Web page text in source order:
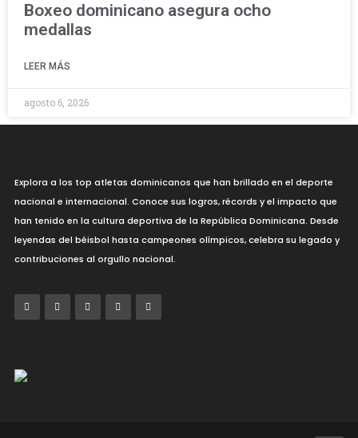
Boxeo dominicano asegura ocho
medallas
LEER MÁS
agosto 6, 2026
Explora a los top atletas dominicanos que han brillado en el deporte
nacional e internacional. Conoce sus logros, récords y el impacto que
han tenido en la cultura deportiva de la República Dominicana. Desde
leyendas del béisbol hasta campeones olímpicos, celebra su legado y
contribuciones al orgullo nacional.